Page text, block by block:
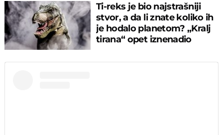
Ti-reks je bio najstrašniji
stvor, a da li znate koliko ih
je hodalo planetom? „Kralj
tirana“ opet iznenadio